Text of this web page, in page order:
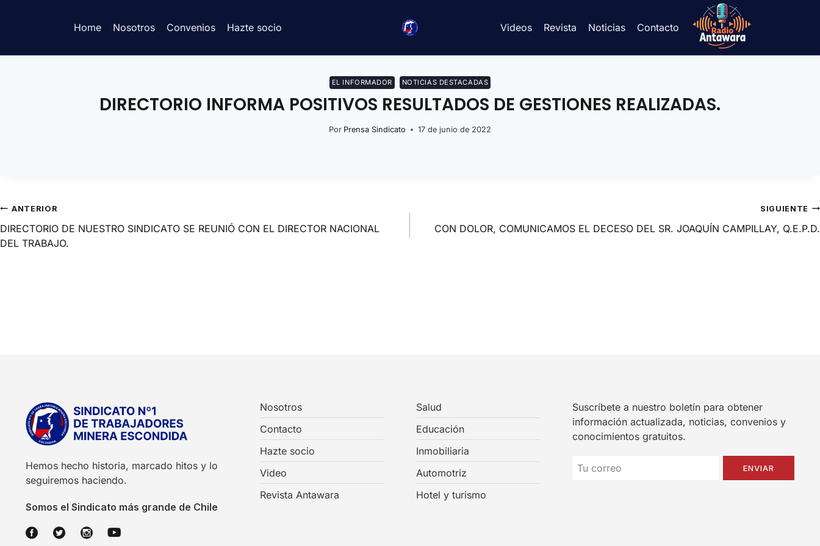
Home Nosotros Convenios Hazte socio Videos Revista Noticias Contacto
EL INFORMADOR NOTICIAS DESTACADAS
DIRECTORIO INFORMA POSITIVOS RESULTADOS DE GESTIONES REALIZADAS.
Por Prensa Sindicato 17 de junio de 2022
ANTERIOR
DIRECTORIO DE NUESTRO SINDICATO SE REUNIÓ CON EL DIRECTOR NACIONAL
DEL TRABAJO.
SIGUIENTE
CON DOLOR, COMUNICAMOS EL DECESO DEL SR. JOAQUÍN CAMPILLAY, Q.E.P.D.
Hemos hecho historia, marcado hitos y lo
seguiremos haciendo.
Somos el Sindicato más grande de Chile
Nosotros
Contacto
Hazte socio
Video
Revista Antawara
Salud
Educación
Inmobiliaria
Automotriz
Hotel y turismo
Suscríbete a nuestro boletín para obtener
información actualizada, noticias, convenios y
conocimientos gratuitos.
ENVIAR